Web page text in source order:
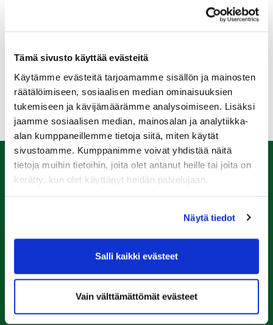
Tämä sivusto käyttää evästeitä
Käytämme evästeitä tarjoamamme sisällön ja mainosten
räätälöimiseen, sosiaalisen median ominaisuuksien
tukemiseen ja kävijämäärämme analysoimiseen. Lisäksi
jaamme sosiaalisen median, mainosalan ja analytiikka-
alan kumppaneillemme tietoja siitä, miten käytät
sivustoamme. Kumppanimme voivat yhdistää näitä
tietoja muihin tietoihin, joita olet antanut heille tai joita on
kerätty, kun olet käyttänyt heidän palvelujaan.
Näytä tiedot
Salli kaikki evästeet
Vain välttämättömät evästeet
alennettuun hintaan: RG:n jäsenet saavat voimassa
Vielä kannattaa siis lähteä vierailulle Ugiin!
Caddiemaster
caddiemaster@raumagolf.fi
Rauma Golf
26510 Rauma
Laajemmat yhteystiedot